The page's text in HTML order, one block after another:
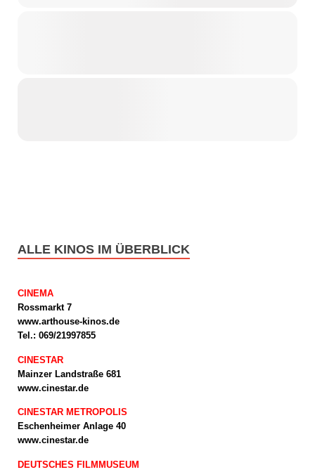
ALLE KINOS IM ÜBERBLICK
CINEMA
Rossmarkt 7
www.arthouse-kinos.de
Tel.: 069/21997855
CINESTAR
Mainzer Landstraße 681
www.cinestar.de
CINESTAR METROPOLIS
Eschenheimer Anlage 40
www.cinestar.de
DEUTSCHES FILMMUSEUM